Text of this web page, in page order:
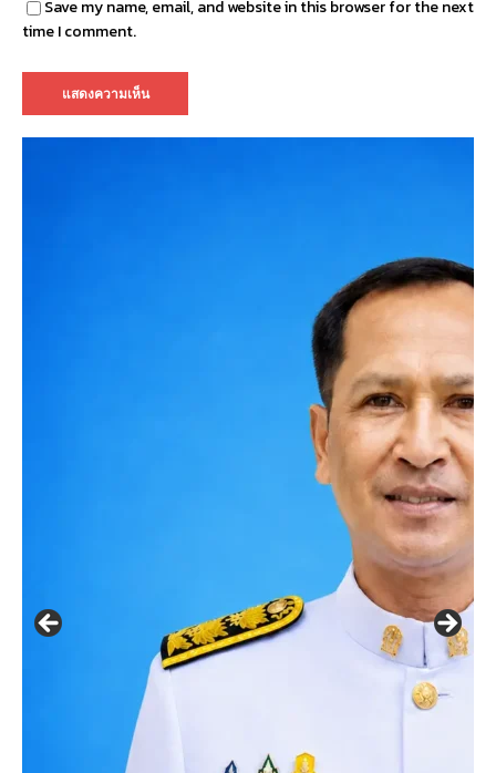
Save my name, email, and website in this browser for the next
time I comment.